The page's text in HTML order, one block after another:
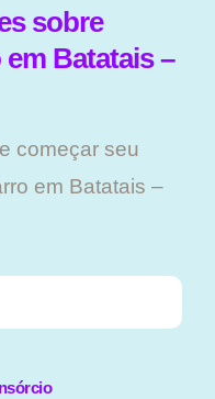
sobre
Batatais –
começar seu
em Batatais –